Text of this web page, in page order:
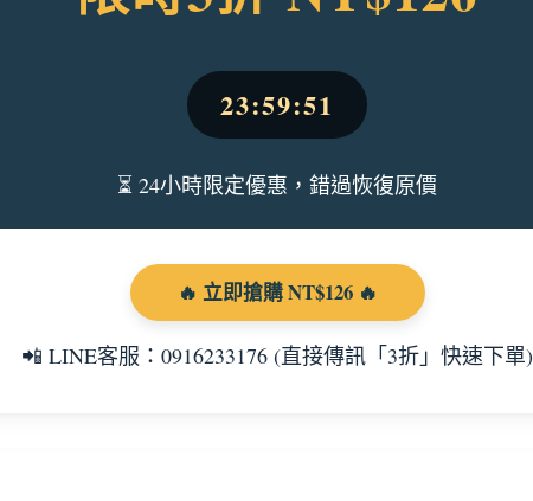
23:59:50
⏳ 24小時限定優惠，錯過恢復原價
🔥 立即搶購 NT$126 🔥
📲 LINE客服：0916233176 (直接傳訊「3折」快速下單)